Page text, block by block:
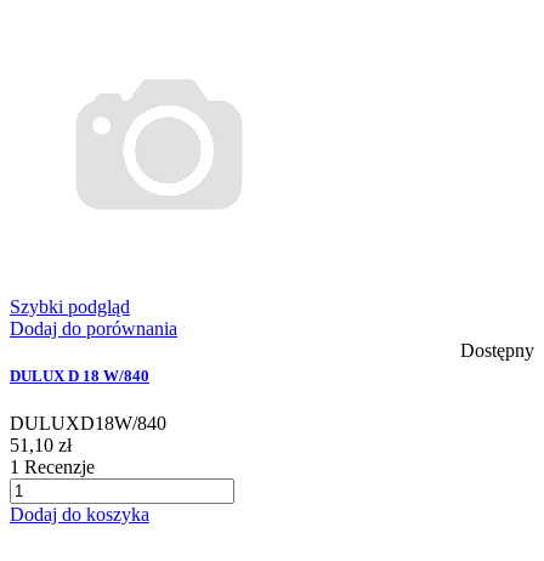
Szybki podgląd
Dodaj do porównania
Dostępny
DULUX D 18 W/840
DULUXD18W/840
51,10 zł
1 Recenzje
Dodaj do koszyka